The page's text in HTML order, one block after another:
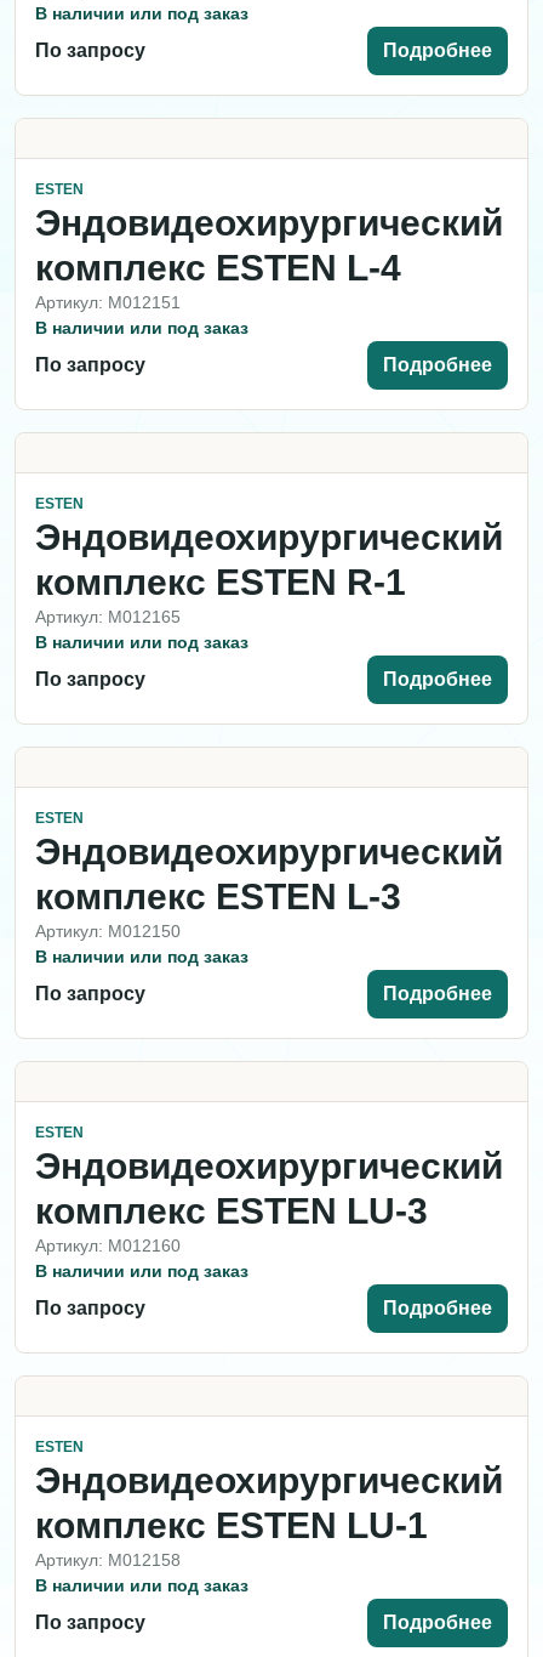
В наличии или под заказ
По запросу Подробнее
ESTEN
Эндовидеохирургический
комплекс ESTEN L-4
Артикул: M012151
В наличии или под заказ
По запросу Подробнее
ESTEN
Эндовидеохирургический
комплекс ESTEN R-1
Артикул: M012165
В наличии или под заказ
По запросу Подробнее
ESTEN
Эндовидеохирургический
комплекс ESTEN L-3
Артикул: M012150
В наличии или под заказ
По запросу Подробнее
ESTEN
Эндовидеохирургический
комплекс ESTEN LU-3
Артикул: M012160
В наличии или под заказ
По запросу Подробнее
ESTEN
Эндовидеохирургический
комплекс ESTEN LU-1
Артикул: M012158
В наличии или под заказ
По запросу Подробнее